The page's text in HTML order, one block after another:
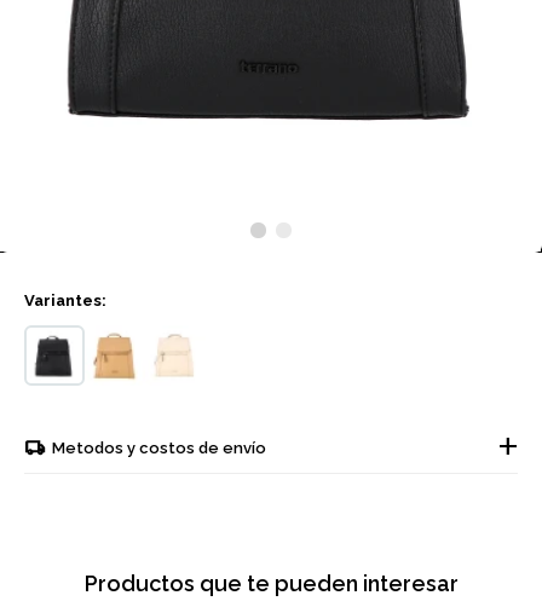
Variantes:
Metodos y costos de envío
Productos que te pueden interesar